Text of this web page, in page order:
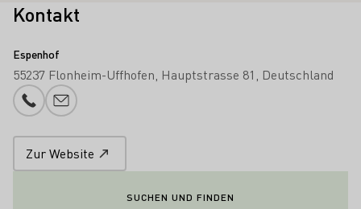
Kontakt
Espenhof
55237 Flonheim-Uffhofen Hauptstrasse 81
Deutschland
Telefonnummer
E-Mail-Adresse
Zur Website
SUCHEN UND FINDEN